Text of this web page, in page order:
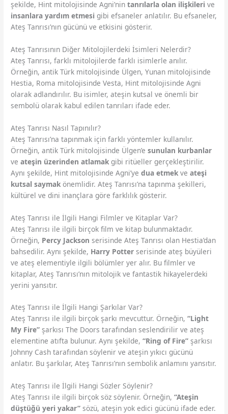
şekilde, Hint mitolojisinde Agni’nintanrılarla olan ilişkileri ve
insanlara yardım etmesi gibi efsaneler anlatılır. Bu efsaneler,
Ateş Tanrısı’nın gücünü ve etkisini gösterir.
Ateş Tanrısının Diğer Mitolojilerdeki İsimleri Nelerdir?
Ateş Tanrısı, farklı mitolojilerde farklı isimlerle anılır.
Örneğin, antik Türk mitolojisinde Ülgen, Yunan mitolojisinde
Hestia, Roma mitolojisinde Vesta, Hint mitolojisinde Agni
olarak adlandırılır. Bu isimler, ateşin kutsal ve önemli bir
sembolü olarak kabul edilen tanrıları ifade eder.
Ateş Tanrısı Nasıl Tapınılır?
Ateş Tanrısı’na tapınmak için farklı yöntemler kullanılır.
Örneğin, antik Türk mitolojisinde Ülgen’esunulan kurbanlar
veateşin üzerinden atlamak gibi ritüeller gerçekleştirilir.
Aynı şekilde, Hint mitolojisinde Agni’yedua etmek veateşi
kutsal saymak önemlidir. Ateş Tanrısı’na tapınma şekilleri,
kültürel ve dini inançlara göre farklılık gösterir.
Ateş Tanrısı ile İlgili Hangi Filmler ve Kitaplar Var?
Ateş Tanrısı ile ilgili birçok film ve kitap bulunmaktadır.
Örneğin, Percy Jackson serisinde Ateş Tanrısı olan Hestia’dan
bahsedilir. Aynı şekilde, Harry Potter serisinde ateş büyüleri
ve ateş elementiyle ilgili bölümler yer alır. Bu filmler ve
kitaplar, Ateş Tanrısı’nın mitolojik ve fantastik hikayelerdeki
yerini yansıtır.
Ateş Tanrısı ile İlgili Hangi Şarkılar Var?
Ateş Tanrısı ile ilgili birçok şarkı mevcuttur. Örneğin,“Light
My Fire” şarkısı The Doors tarafından seslendirilir ve ateş
elementine atıfta bulunur. Aynı şekilde,“Ring of Fire” şarkısı
Johnny Cash tarafından söylenir ve ateşin yıkıcı gücünü
anlatır. Bu şarkılar, Ateş Tanrısı’nın sembolik anlamını yansıtır.
Ateş Tanrısı ile İlgili Hangi Sözler Söylenir?
Ateş Tanrısı ile ilgili birçok söz söylenir. Örneğin,“Ateşin
düştüğü yeri yakar” sözü, ateşin yok edici gücünü ifade eder.